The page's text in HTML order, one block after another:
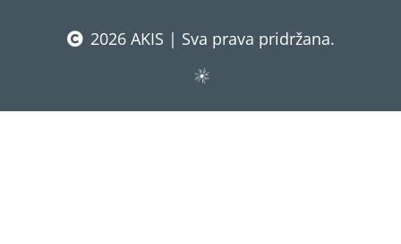
2026 AKIS | Sva prava pridržana.